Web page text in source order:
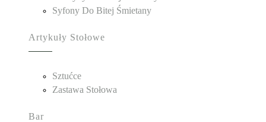
Syfony Do Bitej Śmietany
Artykuły Stołowe
Sztućce
Zastawa Stołowa
Bar